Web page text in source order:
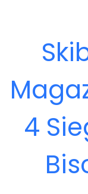
4